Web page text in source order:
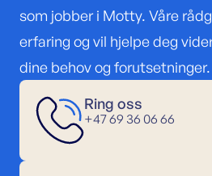
som jobber i Motty. Våre
erfaring og vil hjelpe deg
dine behov og forutsetninger.
Ring oss
+47 69 36 06 66